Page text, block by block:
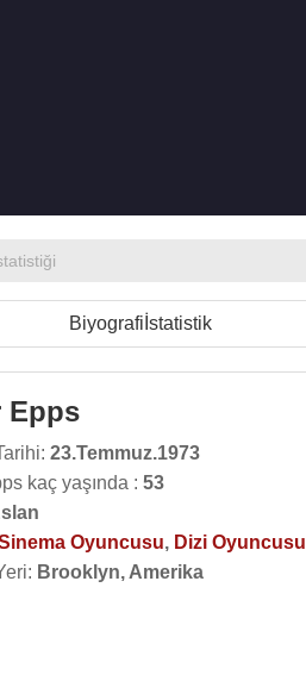
Biyografi İstatistik
Epps
23.Temmuz.1973
kaç yaşında : 53
Oyuncusu, Dizi Oyuncusu
Brooklyn, Amerika